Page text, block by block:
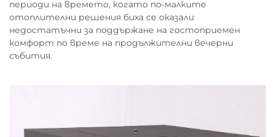
периоди на времето, когато по-малките
отоплителни решения биха се оказали
недостатъчни за поддържане на гостоприемен
комфорт по време на продължителни вечерни
събития.